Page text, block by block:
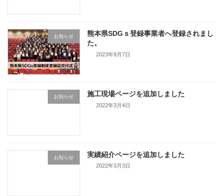
お知らせ
熊本県SDGｓ登録事業者へ登録されまし
た。
2023年9月7日
お知らせ 施工現場ページを追加しました
2022年3月4日
お知らせ 実績紹介ページを追加しました
2022年3月3日